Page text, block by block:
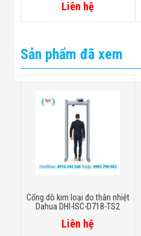
Liên hệ
Sản phẩm đã xem
Cổng dò kim loại đo thân nhiệt
Dahua DHI-ISC-D718-TS2
Liên hệ